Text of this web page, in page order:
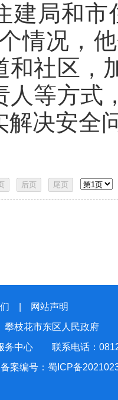
建局和市
情况，
和社区，
人等方式
解决安全
网站声明
枝花市东区人民政府
务中心 联系电话：
备案编号：蜀ICP备